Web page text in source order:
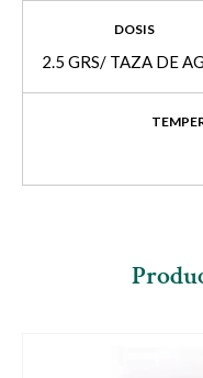
DOSIS
2.5 GRS/ TAZA DE